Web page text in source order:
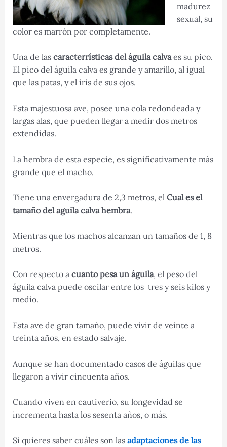
madurez
sexual, su
color es marrón por completamente.
Una de las caracterrísticas del águila calvaes su pico.
El pico del águila calva es grande y amarillo, al igual
que las patas, y el iris de sus ojos.
Esta majestuosa ave, posee una cola redondeada y
largas alas, que pueden llegar a medir dos metros
extendidas.
La hembra de esta especie, es significativamente más
grande que el macho.
Tiene una envergadura de 2,3 metros, el Cual es el
tamaño del aguila calva hembra.
Mientras que los machos alcanzan un tamaños de 1, 8
metros.
Con respecto a cuanto pesa un águila, el peso del
águila calva puede oscilar entre los tres y seis kilos y
medio.
Esta ave de gran tamaño, puede vivir de veinte a
treinta años, en estado salvaje.
Aunque se han documentado casos de águilas que
llegaron a vivir cincuenta años.
Cuando viven en cautiverio, su longevidad se
incrementa hasta los sesenta años, o más.
Si quieres saber cuáles son las adaptaciones de las